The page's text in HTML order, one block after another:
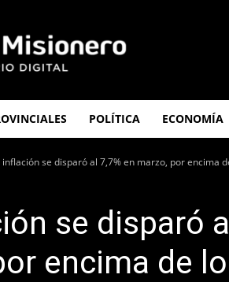
Misionero
POLÍTICA ECONOMÍA
inflación se disparó al 7,7% en marzo, por encima
se disparó
encima de